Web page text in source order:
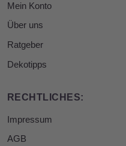
Mein Konto
Über uns
Ratgeber
Dekotipps
RECHTLICHES:
Impressum
AGB